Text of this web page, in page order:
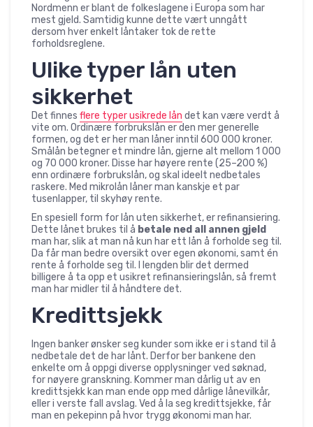
Nordmenn er blant de folkeslagene i Europa som har
mest gjeld. Samtidig kunne dette vært unngått
dersom hver enkelt låntaker tok de rette
forholdsreglene.
Ulike typer lån uten
sikkerhet
Det finnes flere typer usikrede lån det kan være verdt å
vite om. Ordinære forbrukslån er den mer generelle
formen, og det er her man låner inntil 600 000 kroner.
Smålån betegner et mindre lån, gjerne alt mellom 1 000
og 70 000 kroner. Disse har høyere rente (25–200 %)
enn ordinære forbrukslån, og skal ideelt nedbetales
raskere. Med mikrolån låner man kanskje et par
tusenlapper, til skyhøy rente.
En spesiell form for lån uten sikkerhet, er refinansiering.
Dette lånet brukes til å betale ned all annen gjeld
man har, slik at man nå kun har ett lån å forholde seg til.
Da får man bedre oversikt over egen økonomi, samt én
rente å forholde seg til. I lengden blir det dermed
billigere å ta opp et usikret refinansieringslån, så fremt
man har midler til å håndtere det.
Kredittsjekk
Ingen banker ønsker seg kunder som ikke er i stand til å
nedbetale det de har lånt. Derfor ber bankene den
enkelte om å oppgi diverse opplysninger ved søknad,
for nøyere granskning. Kommer man dårlig ut av en
kredittsjekk kan man ende opp med dårlige lånevilkår,
eller i verste fall avslag. Ved å la seg kredittsjekke, får
man en pekepinn på hvor trygg økonomi man har.